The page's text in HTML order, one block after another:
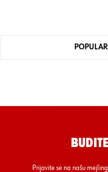
BUDITE
Prijavite se na našu